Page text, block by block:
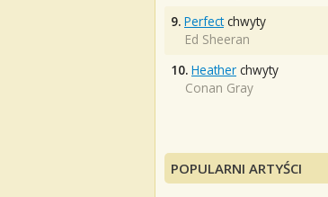
9. Perfectchwyty
Ed Sheeran
10. Heather chwyty
Conan Gray
POPULARNI ARTYŚCI